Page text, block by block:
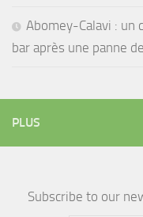
Abomey-Calavi : un
bar après une panne
PLUS
Subscribe to our